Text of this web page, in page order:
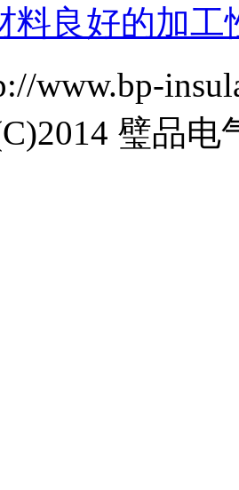
料良好的加工
www.bp-
璧品